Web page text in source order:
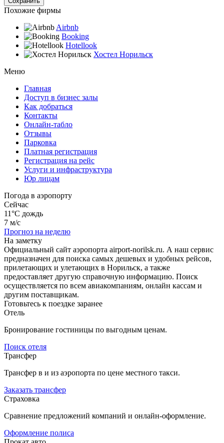
Похожие фирмы
Airbnb
Booking
Hotellook
Хостел Норильск
Меню
Главная
Доступ в бизнес залы
Как добраться
Контакты
Онлайн-табло
Отзывы
Парковка
Платная регистрация
Регистрация на рейс
Услуги и инфраструктура
Юр лицам
Погода в аэропорту
Сейчас
11°C дождь
7 м/с
Прогноз на неделю
На заметку
Официальный сайт аэропорта airport-norilsk.ru. А наш сервис
предназначен для поиска самых дешевых и удобных рейсов,
прилетающих и улетающих в Норильск, а также
предоставляет другую справочную информацию. Поиск
осуществляется по всем авиакомпаниям, онлайн кассам и
другим поставщикам.
Готовьтесь к поездке заранее
Отель
Бронирование гостиницы по выгодным ценам.
Поиск отеля
Трансфер
Трансфер в и из аэропорта по цене местного такси.
Заказать трансфер
Страховка
Сравнение предложений компаний и онлайн-оформление.
Оформление полиса